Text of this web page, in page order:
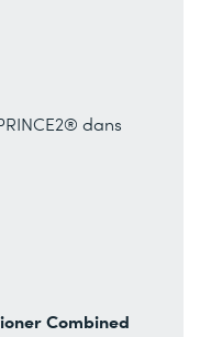
dans
Combined